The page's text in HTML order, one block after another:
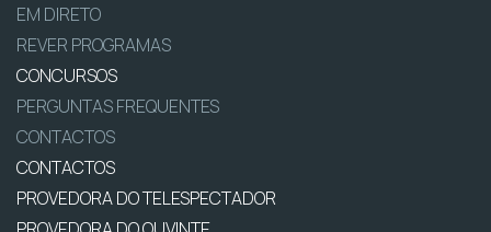
EM DIRETO
REVER PROGRAMAS
CONCURSOS
PERGUNTAS FREQUENTES
CONTACTOS
CONTACTOS
PROVEDORA DO TELESPECTADOR